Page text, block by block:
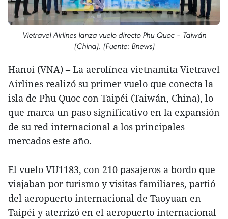
Vietravel Airlines lanza vuelo directo Phu Quoc – Taiwán
(China). (Fuente: Bnews)
Hanoi (VNA) – La aerolínea vietnamita Vietravel
Airlines realizó su primer vuelo que conecta la
isla de Phu Quoc con Taipéi (Taiwán, China), lo
que marca un paso significativo en la expansión
de su red internacional a los principales
mercados este año.
El vuelo VU1183, con 210 pasajeros a bordo que
viajaban por turismo y visitas familiares, partió
del aeropuerto internacional de Taoyuan en
Taipéi y aterrizó en el aeropuerto internacional